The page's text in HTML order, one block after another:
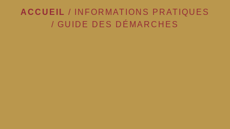
ACCUEIL /
INFORMATIONS PRATIQUES
/ GUIDE DES DÉMARCHES